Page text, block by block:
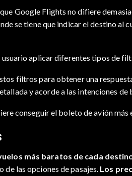
Google Flights no difiere
se tiene que indicar el destino al
aplicar diferentes tipos de
filtros para obtener una
y acorde a las intenciones de
conseguir el boleto de avión más
más baratos de cada
de las opciones de pasajes. Los